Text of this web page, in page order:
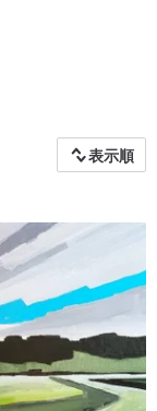
表示順